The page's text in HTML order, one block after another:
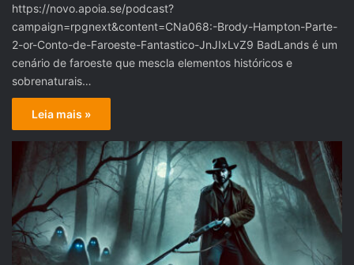
https://novo.apoia.se/podcast?
campaign=rpgnext&content=CNa068:-Brody-Hampton-Parte-
2-or-Conto-de-Faroeste-Fantastico-JnJIxLvZ9 BadLands é um
cenário de faroeste que mescla elementos históricos e
sobrenaturais…
Leia mais »